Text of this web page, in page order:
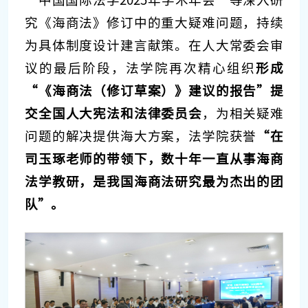
究《海商法》修订中的重大疑难问题，持续
为具体制度设计建言献策。在人大常委会审
议的最后阶段，法学院再次精心组织 形成
“《海商法（修订草案）》建议的报告”提
交全国人大宪法和法律委员会 ，为相关疑难
问题的解决提供海大方案，法学院获誉
“在
司玉琢老师的带领下，数十年一直从事海商
法学教研，是我国海商法研究最为杰出的团
队”。